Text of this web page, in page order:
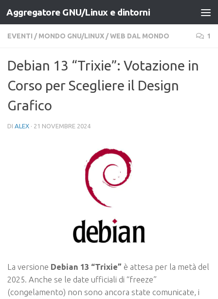
Salta al contenuto
Aggregatore GNU/Linux e dintorni
EVENTI / MONDO GNU/LINUX /WEB DAL MONDO 1
Debian 13 “Trixie”: Votazione in
Corso per Scegliere il Design
Grafico
DI ALEX · 21 NOVEMBRE 2024
La versione Debian 13 “Trixie” è attesa per la metà del
2025. Anche se le date ufficiali di “freeze”
(congelamento) non sono ancora state comunicate, i